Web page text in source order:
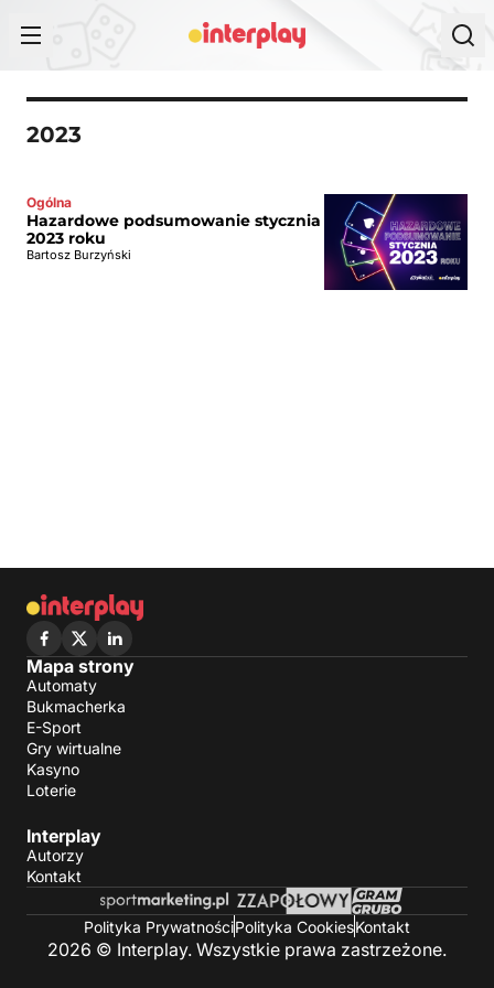
2023
Ogólna
Hazardowe podsumowanie stycznia
2023 roku
Bartosz Burzyński
Mapa strony
Automaty
Bukmacherka
E-Sport
Gry wirtualne
Kasyno
Loterie
Interplay
Autorzy
Kontakt
Polityka PrywatnościPolityka CookiesKontakt
2026 © Interplay. Wszystkie prawa zastrzeżone.